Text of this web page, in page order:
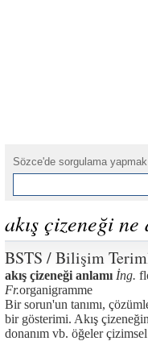
Sözce'de sorgulama
akış çizeneği ne
BSTS / Bilişim
akış çizeneği anlamı İng.
Fr.organigramme
Bir sorun'un tanımı,
bir gösterimi. Akış
donanım vb. öğeler